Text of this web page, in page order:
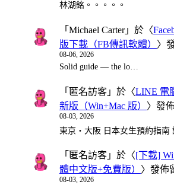
林湖銘。。。。。
「 Michael Carter」於〈
版下載（FB傳訊軟體） 〉
08-06, 2026
Solid guide — the lo…
「 匿名訪客 」於〈LINE 電
新版（Win+Mac 版） 〉發
08-03, 2026
東京・大阪 日本女生預約指南
「 匿名訪客 」於〈[下載]
體中文版+免費版） 〉發佈
08-03, 2026